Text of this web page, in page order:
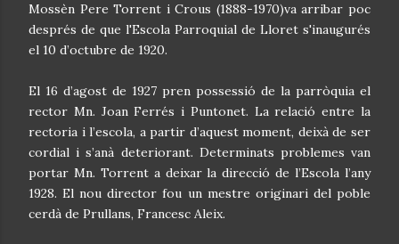
Mossèn Pere Torrent i Crous (1888-1970)va arribar poc
després de que l'Escola Parroquial de Lloret s'inaugurés
el 10 d’octubre de 1920.
El 16 d’agost de 1927 pren possessió de la parròquia el
rector Mn. Joan Ferrés i Puntonet. La relació entre la
rectoria i l’escola, a partir d’aquest moment, deixà de ser
cordial i s’anà deteriorant. Determinats problemes van
portar Mn. Torrent a deixar la direcció de l’Escola l’any
1928. El nou director fou un mestre originari del poble
cerdà de Prullans, Francesc Aleix.